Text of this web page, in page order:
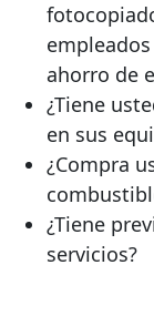
ahorro de
¿Tiene
en sus
¿Compra
¿Tiene
servicios?